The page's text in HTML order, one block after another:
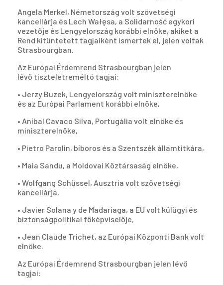
Angela Merkel, Németország volt szövetségi
kancellárja és Lech Wałęsa, a Solidarność egykori
vezetője és Lengyelország korábbi elnöke, akiket a
Rend kitüntetett tagjaiként ismertek el, jelen voltak
Strasbourgban.
Az Európai Érdemrend Strasbourgban jelen
lévő tiszteletreméltó tagjai:
• Jerzy Buzek, Lengyelország volt miniszterelnöke
és az Európai Parlament korábbi elnöke,
• Aníbal Cavaco Silva, Portugália volt elnöke és
miniszterelnöke,
• Pietro Parolin, bíboros és a Szentszék államtitkára,
• Maia Sandu, a Moldovai Köztársaság elnöke,
• Wolfgang Schüssel, Ausztria volt szövetségi
kancellárja,
• Javier Solana y de Madariaga, a EU volt külügyi és
biztonságpolitikai főképviselője,
• Jean Claude Trichet, az Európai Központi Bank volt
elnöke.
Az Európai Érdemrend Strasbourgban jelen lévő
tagjai: